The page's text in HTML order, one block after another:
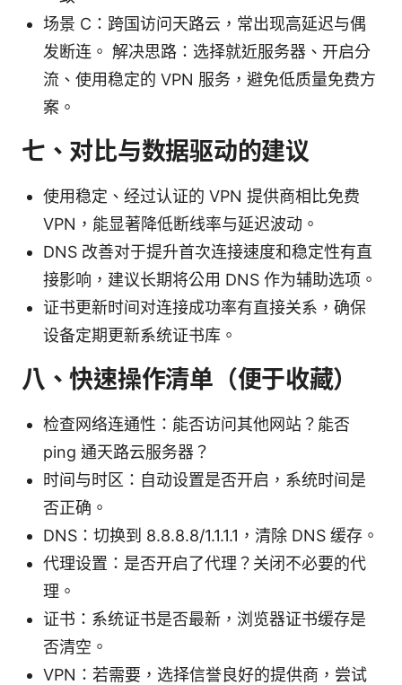
场景 C：跨国访问天路云，常出现高延迟与偶
发断连。 解决思路：选择就近服务器、开启分
流、使用稳定的 VPN 服务，避免低质量免费方
案。
七、对比与数据驱动的建议
使用稳定、经过认证的 VPN 提供商相比免费
VPN，能显著降低断线率与延迟波动。
DNS 改善对于提升首次连接速度和稳定性有直
接影响，建议长期将公用 DNS 作为辅助选项。
证书更新时间对连接成功率有直接关系，确保
设备定期更新系统证书库。
八、快速操作清单（便于收藏）
检查网络连通性：能否访问其他网站？能否
ping 通天路云服务器？
时间与时区：自动设置是否开启，系统时间是
否正确。
DNS：切换到 8.8.8.8/1.1.1.1，清除 DNS 缓存。
代理设置：是否开启了代理？关闭不必要的代
理。
证书：系统证书是否最新，浏览器证书缓存是
否清空。
VPN：若需要，选择信誉良好的提供商，尝试